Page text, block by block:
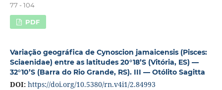
77 - 104
PDF
Variação geográfica de Cynoscion jamaicensis (Pisces:
Sciaenidae) entre as latitudes 20°18’S (Vitória, ES) —
32°10’S (Barra do Rio Grande, RS). III — Otólito Sagitta
DOI: https://doi.org/10.5380/rn.v4i1/2.84993